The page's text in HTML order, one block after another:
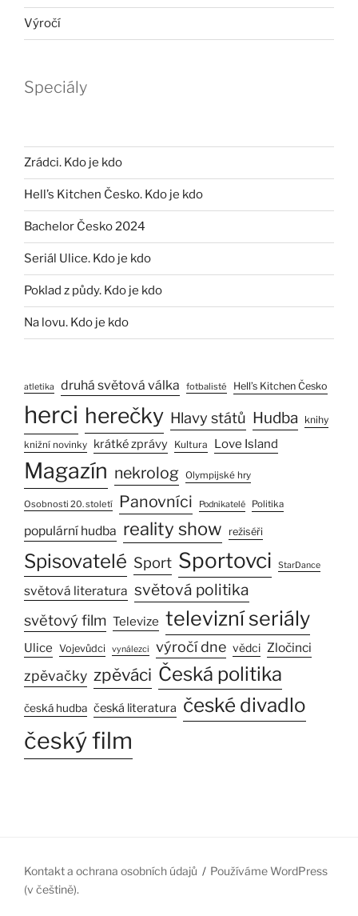
Výročí
Speciály
Zrádci. Kdo je kdo
Hell’s Kitchen Česko. Kdo je kdo
Bachelor Česko 2024
Seriál Ulice. Kdo je kdo
Poklad z půdy. Kdo je kdo
Na lovu. Kdo je kdo
atletika druhá světová válka fotbalisté Hell’s Kitchen Česko
herci herečky Hlavy států Hudba knihy
knižní novinky krátké zprávy Kultura Love Island
Magazín nekrolog Olympijské hry
Osobnosti 20. století Panovníci Podnikatelé Politika
populární hudba reality show režiséři
Spisovatelé Sport Sportovci StarDance
světová literatura světová politika
světový film Televize televizní seriály
Ulice Vojevůdci vynálezci výročí dne vědci Zločinci
zpěvačky zpěváci Česká politika
česká hudba česká literatura české divadlo
český film
Kontakt a ochrana osobních údajů
Používáme WordPress
(v češtině).